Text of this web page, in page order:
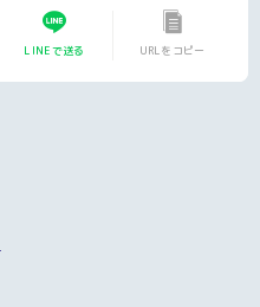
LINEで送る URLをコピー